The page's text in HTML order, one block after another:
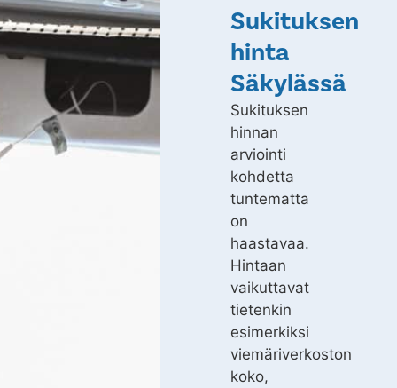
Sukituksen
hinta
Säkylässä
Sukituksen
hinnan
arviointi
kohdetta
tuntematta
on
haastavaa.
Hintaan
vaikuttavat
tietenkin
esimerkiksi
viemäriverkoston
koko,